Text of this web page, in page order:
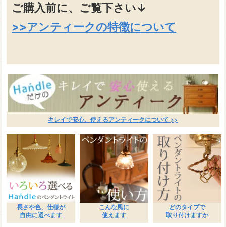
ご購入前に、ご覧下さい↓
>>アンティークの特徴について
キレイで安心、使えるアンティークについて >>
長さや色、仕様が
自由に選べます
こんな風に
使えます
どのタイプで
取り付けますか